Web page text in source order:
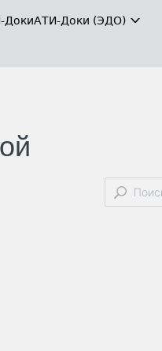
ДокиАТИ-Доки (ЭДО)